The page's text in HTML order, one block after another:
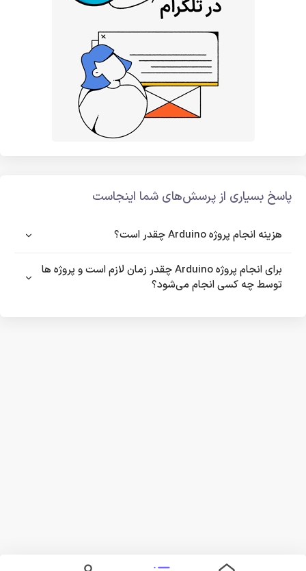
پاسخ بسیاری از پرسش‌های شما اینجاست
هزینه انجام پروژه Arduino چقدر است؟
برای انجام پروژه Arduino چقدر زمان لازم است و پروژه ها
توسط چه کسی انجام می‌شود؟